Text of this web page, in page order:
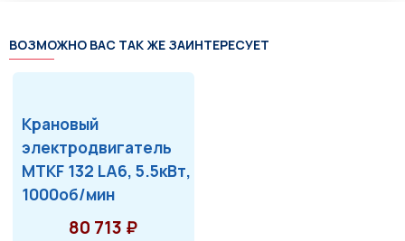
ВОЗМОЖНО ВАС ТАК ЖЕ ЗАИНТЕРЕСУЕТ
Крановый
электродвигатель
MTKF 132 LA6, 5.5кВт,
1000об/мин
80 713 ₽